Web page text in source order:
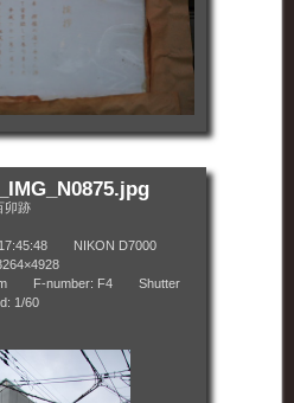
卯跡
NIKON D7000
number: F4 Shutter
1/60